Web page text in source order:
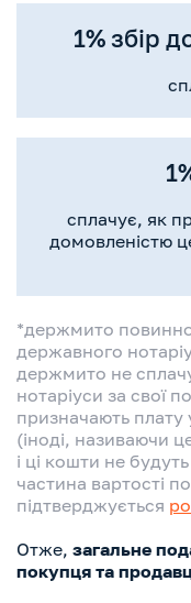
1% збір
сплачує, як
домовленістю
*держмито
державного
держмито не
нотаріуси за свої
призначають плату
(іноді, називаючи
і ці кошти не
частина вартості
підтверджується
Отже, загальне
покупця та